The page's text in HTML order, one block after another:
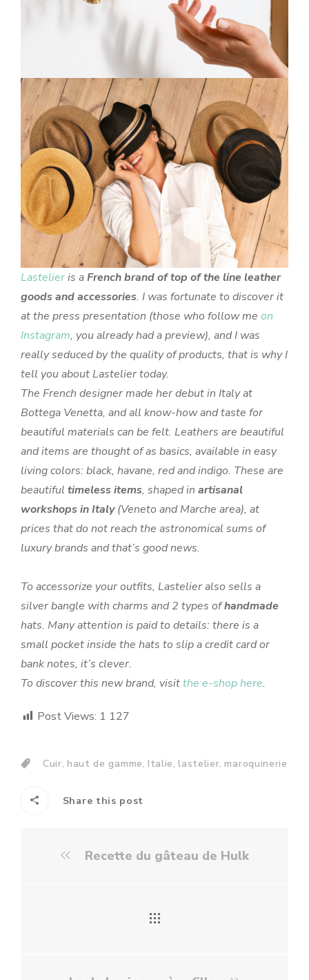
Lastelieris aFrench brand of top of the line leather
goods and accessories. I was fortunate to discover it
at the press presentation (those who follow me on
Instagram, you already had a preview), and I was
really seduced by the quality of products, that is why I
tell you about Lastelier today.
The French designer made her debut in Italy at
Bottega Venetta, and all know-how and taste for
beautiful materials can be felt. Leathers are beautiful
and items are thought of as basics, available in easy
living colors: black, havane, red and indigo. These are
beautiful timeless items, shaped in artisanal
workshops in Italy(Veneto and Marche area), at
prices that do not reach the astronomical sums of
luxury brands and that’s good news.
To accessorize your outfits, Lastelier also sells a
silver bangle with charms and 2 types ofhandmade
hats. Many attention is paid to details: there is a
small pocket inside the hats to slip a credit card or
bank notes, it’s clever.
To discover this new brand, visitthe e-shop here.
Post Views: 1 127
Cuir, haut de gamme, Italie,lastelier,maroquinerie
Share this post
Recette du gâteau de Hulk